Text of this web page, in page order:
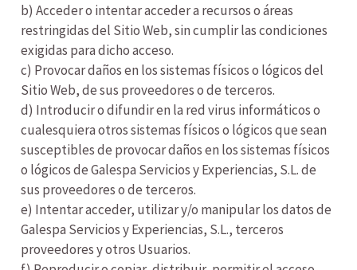
b) Acceder o intentar acceder a recursos o áreas
restringidas del Sitio Web, sin cumplir las condiciones
exigidas para dicho acceso.
c) Provocar daños en los sistemas físicos o lógicos del
Sitio Web, de sus proveedores o de terceros.
d) Introducir o difundir en la red virus informáticos o
cualesquiera otros sistemas físicos o lógicos que sean
susceptibles de provocar daños en los sistemas físicos
o lógicos de Galespa Servicios y Experiencias, S.L. de
sus proveedores o de terceros.
e) Intentar acceder, utilizar y/o manipular los datos de
Galespa Servicios y Experiencias, S.L., terceros
proveedores y otros Usuarios.